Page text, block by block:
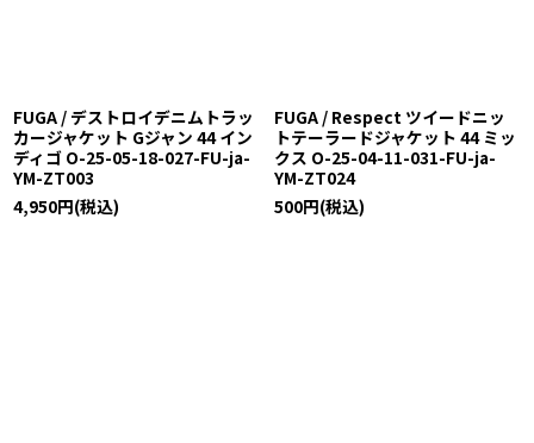
FUGA / デストロイデニムトラッ
カージャケット Gジャン 44 イン
ディゴ O-25-05-18-027-FU-ja-
YM-ZT003
4,950円(税込)
FUGA / Respect ツイードニッ
トテーラードジャケット 44 ミッ
クス O-25-04-11-031-FU-ja-
YM-ZT024
500円(税込)